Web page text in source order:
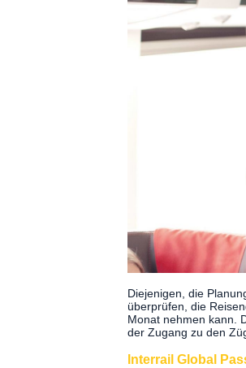
Diejenigen, die
überprüfen, die
Monat nehmen kann.
der Zugang zu den
Interrail Global